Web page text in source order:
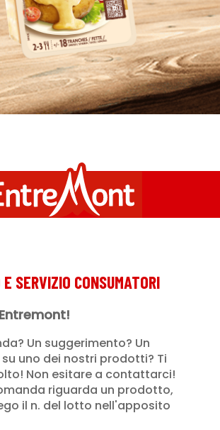
SERVIZIO CONSUMATORI
Un suggerimento? Un
uno dei nostri prodotti? Ti
Non esitare a contattarci!
riguarda un prodotto,
il n. del lotto nell'apposito